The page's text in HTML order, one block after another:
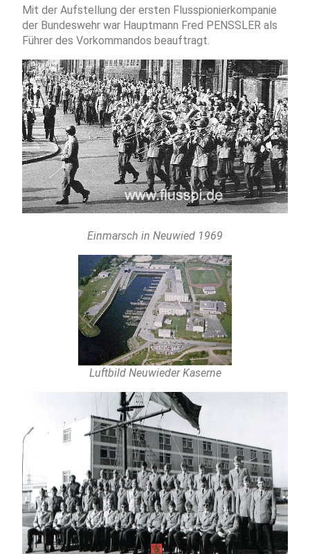
Mit der Aufstellung der ersten Flusspionierkompanie
der Bundeswehr war Hauptmann Fred PENSSLER als
Führer des Vorkommandos beauftragt.
Einmarsch in Neuwied 1969
Luftbild Neuwieder Kaserne